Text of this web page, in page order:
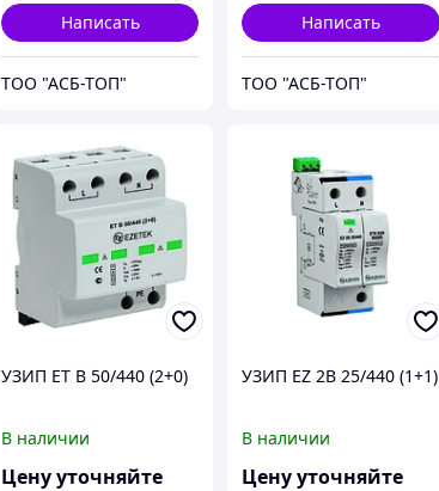
Написать
ТОО "АСБ-ТОП"
Написать
ТОО "АСБ-ТОП"
УЗИП ET B 50/440 (2+0)
В наличии
Цену уточняйте
УЗИП EZ 2B 25/440 (1+1)
В наличии
Цену уточняйте